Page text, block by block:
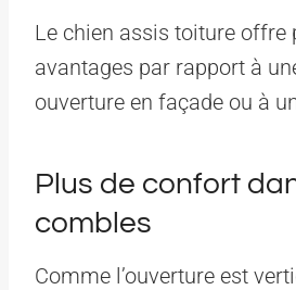
Le chien assis toiture offre
avantages par rapport à
ouverture en façade ou à
Plus de confort
combles
Comme l’ouverture est